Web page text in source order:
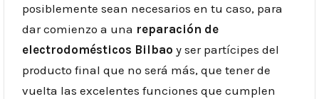
posiblemente sean necesarios en tu caso, para
dar comienzo a una reparación de
electrodomésticos Bilbao y ser partícipes del
producto final que no será más, que tener de
vuelta las excelentes funciones que cumplen